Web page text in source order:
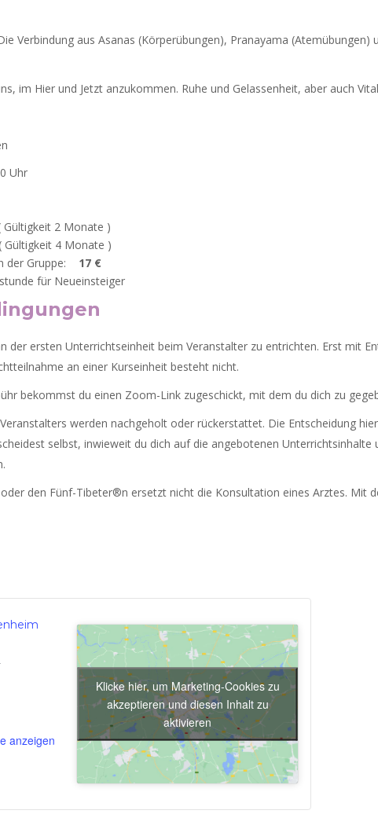
Verbindung aus Asanas (Körperübungen), Pranayama
im Hier und Jetzt anzukommen. Ruhe und Gelassenheit, aber auch
Uhr
Gültigkeit 2 Monate )
Gültigkeit 4 Monate )
der Gruppe: 17 €
für Neueinsteiger
der ersten Unterrichtseinheit beim Veranstalter zu entrichten. Erst mit
an einer Kurseinheit besteht nicht.
bekommst du einen Zoom-Link zugeschickt, mit dem du dich zu
werden nachgeholt oder rückerstattet. Die Entscheidung
selbst, inwieweit du dich auf die angebotenen
den Fünf-Tibeter®n ersetzt nicht die Konsultation eines Arztes. Mit
anzeigen
Klicke hier, um Marketing-Cookies zu
akzeptieren und diesen Inhalt zu
aktivieren